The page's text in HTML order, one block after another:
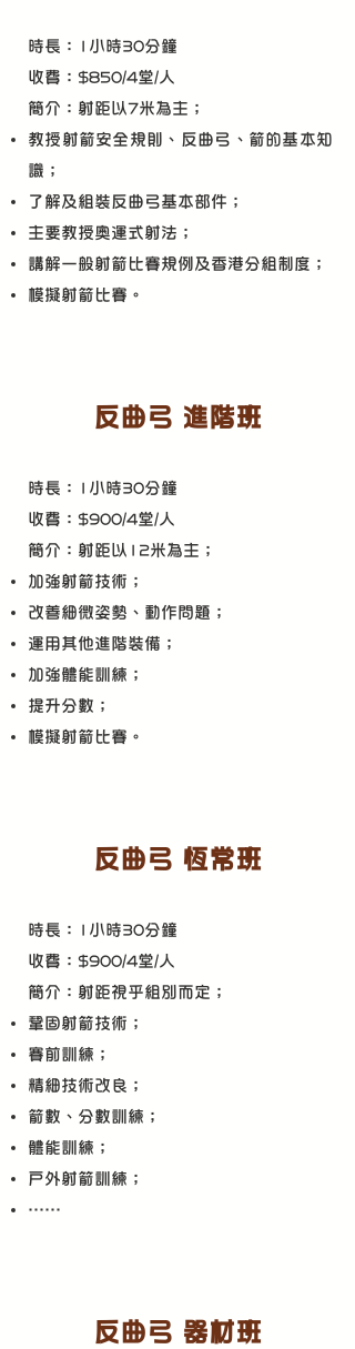
時長：1小時30分鐘
收費：$850/4堂/人
​簡介：射距以7米為主；
教授射箭安全規則、反曲弓、箭的基本知
識；
了解及組裝反曲弓基本部件；
主要教授奧運式射法；
講解一般射箭比賽規例及香港分組制度；
模擬射箭比賽。​​
反曲弓 進階班
時長：1小時30分鐘
收費：$900/4堂/人
​簡介：射距以12米為主；
加強射箭技術；
改善細微姿勢、動作問題；
運用其他進階裝備；
加強體能訓練；
​提升分數；
​模擬射箭比賽。
反曲弓 恆常班
時長：1小時30分鐘
收費：$900/4堂/人
​簡介：射距視乎組別而定；
鞏固射箭技術；
賽前訓練；
精細技術改良；
箭數、分數訓練；
​體能訓練；
​戶外射箭訓練；
​……
反曲弓 器材班